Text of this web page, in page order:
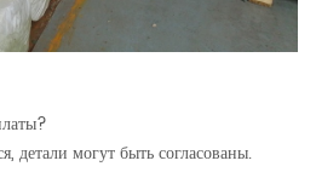
могут быть согласованы.